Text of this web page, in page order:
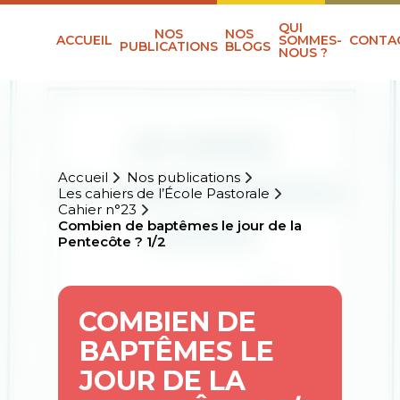
ACCUEIL NOS
PUBLICATIONS
NOS
BLOGS
QUI
SOMMES-
NOUS ?
Accueil
Nos publications
Les cahiers de l’École Pastorale
Cahier n°23
Combien de baptêmes le jour de la
Pentecôte ? 1/2
COMBIEN DE
BAPTÊMES LE
JOUR DE LA